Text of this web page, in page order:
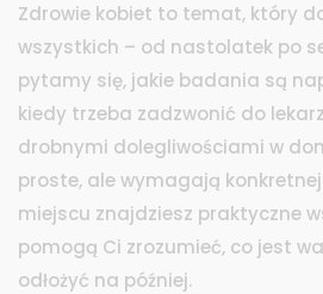
Zdrowie kobiet to temat, który
wszystkich – od nastolatek po
pytamy się, jakie badania są
kiedy trzeba zadzwonić do
drobnymi dolegliwościami w
proste, ale wymagają
miejscu znajdziesz praktyczne
pomogą Ci zrozumieć, co jest
odłożyć na później.